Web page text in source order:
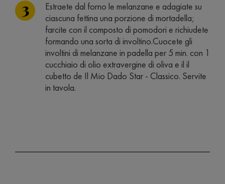
Estraete dal forno le melanzane e adagiate su
ciascuna fettina una porzione di mortadella;
farcite con il composto di pomodori e richiudete
formando una sorta di involtino.Cuocete gli
involtini di melanzane in padella per 5 min. con 1
cucchiaio di olio extravergine di oliva e il il
cubetto de Il Mio Dado Star - Classico. Servite
in tavola.